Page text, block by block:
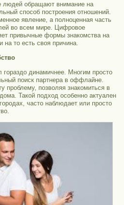
людей обращают внимание на
способ построения отношений.
явление, а полноценная часть
во всем мире. Цифровое
привычные формы знакомства на
на то есть своя причина.
динамичнее. Многим просто
поиск партнера в оффлайне.
проблему, позволяя знакомиться в
Такой подход особенно актуален
часто наблюдает или просто